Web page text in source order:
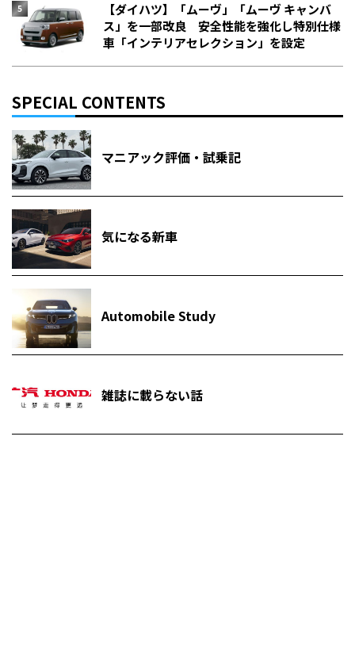
【ダイハツ】「ムーヴ」「ムーヴ キャンバ
ス」を一部改良 安全性能を強化し特別仕様
車「インテリアセレクション」を設定
SPECIAL CONTENTS
マニアック評価・試乗記
気になる新車
Automobile Study
雑誌に載らない話